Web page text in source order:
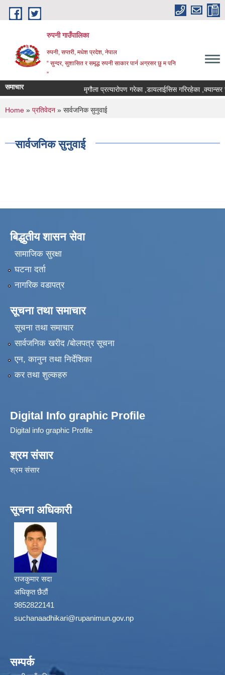
Skip to main content
रुपनी गाउँपालिका
रुपनी, सप्तरी, मधेश प्रदेश, नेपाल
“ सुन्दर, सुशासित र समृद्ध रुपनी साकार पार्न अग्रसर छु म पनि
”
समाचार मृगौला प्रत्यारोपण गरेका ,डायलाईसिस गरिरहेका
You are here
Home » प्रतिवेदन » सार्वजनिक सुनुवाई
सार्वजनिक सुनुवाई
बिद्धुतीय शासन सेवा
सामाजिक सुरक्षा
घटना दर्ता
नागरिक वडापत्र
सूचना तथा समाचार
सूचना तथा समाचार
सार्वजनिक खरीद /बोलपत्र सूचना
एन, कानुन तथा निर्देशिका
कर तथा शुल्कहरु
Digital Info graphic Profile
Digital info graphic Profile
श्रम संसार
श्रम संसार
सूचना अधिकारी
राजकुमार सदा
अधिकृत छैठौं
9852822141
suchanaadhikari@rupanimun.gov.np
सम्पर्क